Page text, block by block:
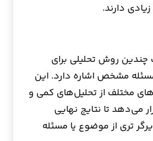
دارند.
چندین روش تحلیلی برای
مشخص اشاره دارد. این
مختلف از تحلیل‌های کمی و
می‌دهد تا نتایج نهایی
تری از موضوع یا مسئله